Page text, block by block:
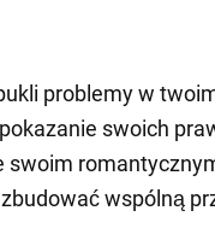
problemy w
swoich
swoim
wspólną